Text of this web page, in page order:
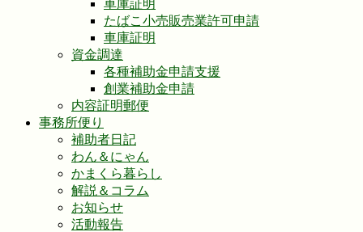
車庫証明
たばこ小売販売業許可申請
車庫証明
資金調達
各種補助金申請支援
創業補助金申請
内容証明郵便
事務所便り
補助者日記
わん＆にゃん
かまくら暮らし
解説＆コラム
お知らせ
活動報告